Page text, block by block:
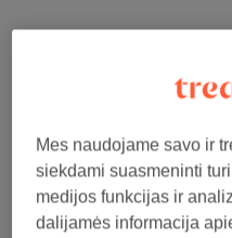
Teikiamos paslaugos
Kirpimas (4)
Barzdos Dažymas .beard
Mes naudojame savo ir
siekdami suasmeninti
medijos funkcijas ir
dalijamės informacija